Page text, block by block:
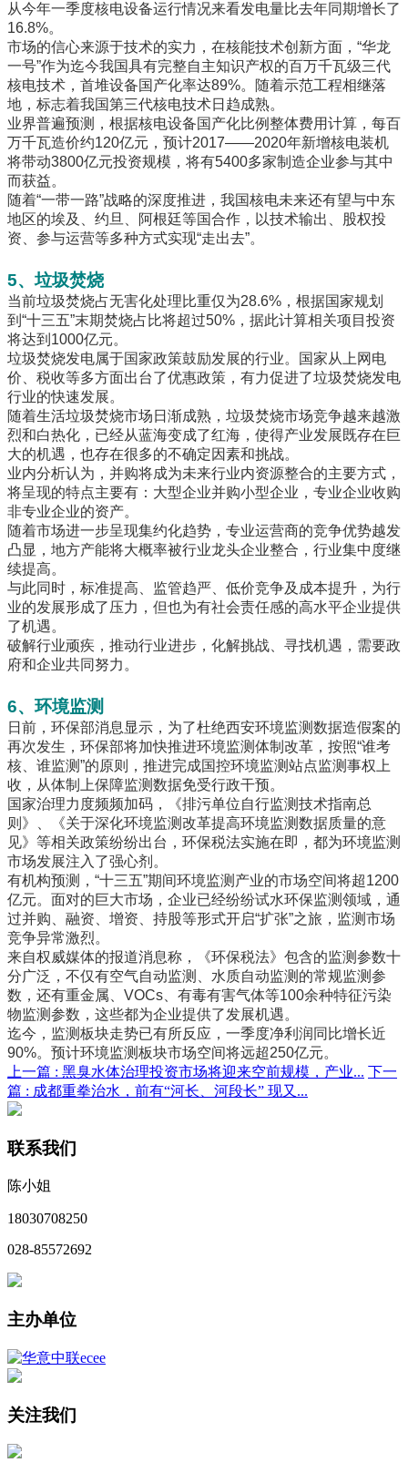
从今年一季度核电设备运行情况来看发电量比去年同期增长了
16.8%。
市场的信心来源于技术的实力，在核能技术创新方面，“华龙
一号”作为迄今我国具有完整自主知识产权的百万千瓦级三代
核电技术，首堆设备国产化率达89%。随着示范工程相继落
地，标志着我国第三代核电技术日趋成熟。
业界普遍预测，根据核电设备国产化比例整体费用计算，每百
万千瓦造价约120亿元，预计2017——2020年新增核电装机
将带动3800亿元投资规模，将有5400多家制造企业参与其中
而获益。
随着“一带一路”战略的深度推进，我国核电未来还有望与中东
地区的埃及、约旦、阿根廷等国合作，以技术输出、股权投
资、参与运营等多种方式实现“走出去”。
5、垃圾焚烧
当前垃圾焚烧占无害化处理比重仅为28.6%，根据国家规划
到“十三五”末期焚烧占比将超过50%，据此计算相关项目投资
将达到1000亿元。
垃圾焚烧发电属于国家政策鼓励发展的行业。国家从上网电
价、税收等多方面出台了优惠政策，有力促进了垃圾焚烧发电
行业的快速发展。
随着生活垃圾焚烧市场日渐成熟，垃圾焚烧市场竞争越来越激
烈和白热化，已经从蓝海变成了红海，使得产业发展既存在巨
大的机遇，也存在很多的不确定因素和挑战。
业内分析认为，并购将成为未来行业内资源整合的主要方式，
将呈现的特点主要有：大型企业并购小型企业，专业企业收购
非专业企业的资产。
随着市场进一步呈现集约化趋势，专业运营商的竞争优势越发
凸显，地方产能将大概率被行业龙头企业整合，行业集中度继
续提高。
与此同时，标准提高、监管趋严、低价竞争及成本提升，为行
业的发展形成了压力，但也为有社会责任感的高水平企业提供
了机遇。
破解行业顽疾，推动行业进步，化解挑战、寻找机遇，需要政
府和企业共同努力。
6、环境监测
日前，环保部消息显示，为了杜绝西安环境监测数据造假案的
再次发生，环保部将加快推进环境监测体制改革，按照“谁考
核、谁监测”的原则，推进完成国控环境监测站点监测事权上
收，从体制上保障监测数据免受行政干预。
国家治理力度频频加码，《排污单位自行监测技术指南总
则》、《关于深化环境监测改革提高环境监测数据质量的意
见》等相关政策纷纷出台，环保税法实施在即，都为环境监测
市场发展注入了强心剂。
有机构预测，“十三五”期间环境监测产业的市场空间将超1200
亿元。面对的巨大市场，企业已经纷纷试水环保监测领域，通
过并购、融资、增资、持股等形式开启“扩张”之旅，监测市场
竞争异常激烈。
来自权威媒体的报道消息称，《环保税法》包含的监测参数十
分广泛，不仅有空气自动监测、水质自动监测的常规监测参
数，还有重金属、VOCs、有毒有害气体等100余种特征污染
物监测参数，这些都为企业提供了发展机遇。
迄今，监测板块走势已有所反应，一季度净利润同比增长近
90%。预计环境监测板块市场空间将远超250亿元。
上一篇 : 黑臭水体治理投资市场将迎来空前规模，产业... 下一
篇 : 成都重拳治水，前有“河长、河段长” 现又...
联系我们
陈小姐
18030708250
028-85572692
主办单位
关注我们